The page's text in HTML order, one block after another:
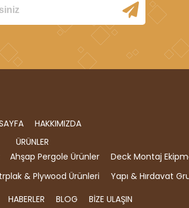
HAKKIMIZDA
ÜRÜNLER
Ahşap Pergole Ürünler Deck Montaj
& Plywood Ürünleri
Yapı & Hırdavat
HABERLER BLOG BİZE ULAŞIN